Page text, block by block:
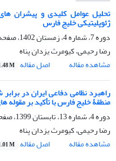
تحلیل عوامل کلیدی و پیشران
ژئوپلیتیکی خلیج فارس
دوره 7، شماره 4، زمستان 1402، صفحه
رضا رحیمی، کیومرث یزدان پناه
مشاهده مقاله
اصل مقاله M
راهبرد نظامی دفاعی ایران در
منطقۀ خلیج فارس با تأکید بر مقوله
دوره 4، شماره 13، تابستان 1399، صفحه
رضا رحیمی، کیومرث یزدان پناه
مشاهده مقاله
اصل مقاله M